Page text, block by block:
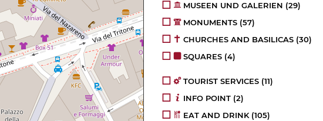
MUSEEN UND GALERIEN (29)
MONUMENTS (57)
CHURCHES AND BASILICAS (30)
SQUARES (4)
TOURIST SERVICES (11)
INFO POINT (2)
EAT AND DRINK(105)